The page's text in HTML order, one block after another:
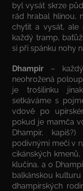
byl vysát skrze
rád hrabal hlínou,
chytit a vysát, ale
každý tramp,
si při spánku nohy
Dhampir –
neohrožená
je trošilinku
setkáváme s
vdově po
pokud je mamča
Dhampir,
podivnými meči v
cikánských
klučina, a o
balkánskou
dhampirských